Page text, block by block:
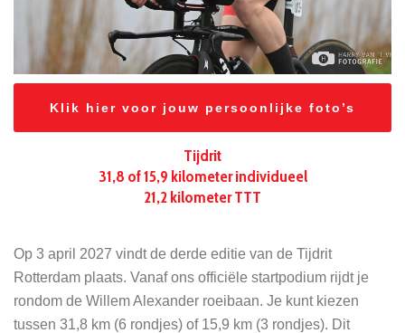
Klik hier voor jouw persoonlijke foto’s
Tijdrit
31,8 of 15,9 kilometer individueel
21,2 kilometer TTT
Op 3 april 2027 vindt de derde editie van de Tijdrit
Rotterdam plaats. Vanaf ons officiële startpodium rijdt je
rondom de Willem Alexander roeibaan. Je kunt kiezen
tussen 31,8 km (6 rondjes) of 15,9 km (3 rondjes). Dit